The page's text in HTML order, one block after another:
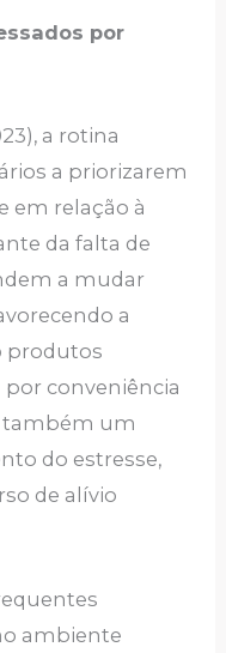
por
a rotina
a priorizarem
em relação à
da falta de
a mudar
a
produtos
conveniência
também um
do estresse,
de alívio
ambiente